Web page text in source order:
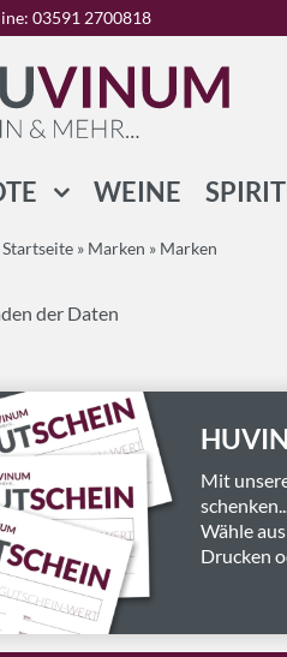
03591 2700818
WEINE
Startseite » Marken » Marken
der Daten
Mit
Wähle
Drucken